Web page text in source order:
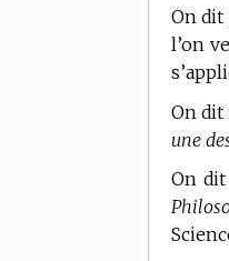
On
l’on
On dit
une
On